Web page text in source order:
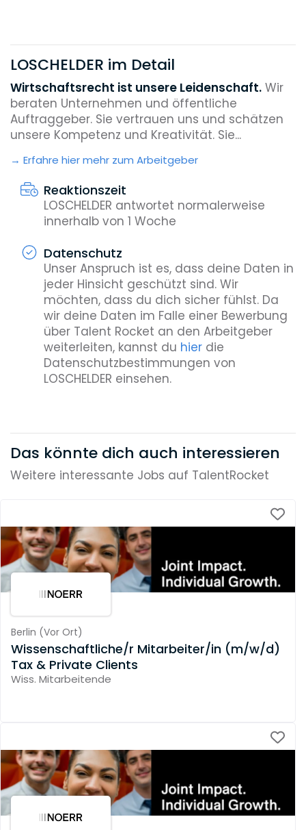
LOSCHELDER im Detail
Wirtschaftsrecht ist unsere Leidenschaft. Wir
beraten Unternehmen und öffentliche
Auftraggeber. Sie vertrauen uns und schätzen
unsere Kompetenz und Kreativität. Sie...
Erfahre hier mehr zum Arbeitgeber
Reaktionszeit
LOSCHELDER antwortet normalerweise
innerhalb von 1 Woche
Datenschutz
Unser Anspruch ist es, dass deine Daten in
jeder Hinsicht geschützt sind. Wir
möchten, dass du dich sicher fühlst. Da
wir deine Daten im Falle einer Bewerbung
über Talent Rocket an den Arbeitgeber
weiterleiten, kannst du hierdie
Datenschutzbestimmungen von
LOSCHELDER einsehen.
Das könnte dich auch interessieren
Weitere interessante Jobs auf TalentRocket
Berlin (Vor Ort)
Wissenschaftliche/r Mitarbeiter/in (m/w/d)
Tax & Private Clients
Wiss. Mitarbeitende